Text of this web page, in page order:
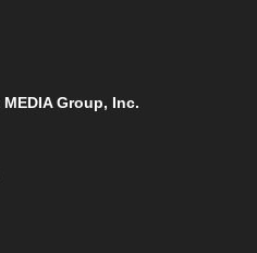
MEDIA Group, Inc.